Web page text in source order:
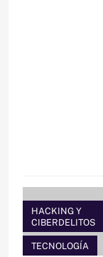
HACKING Y
CIBERDELITOS
TECNOLOGÍA